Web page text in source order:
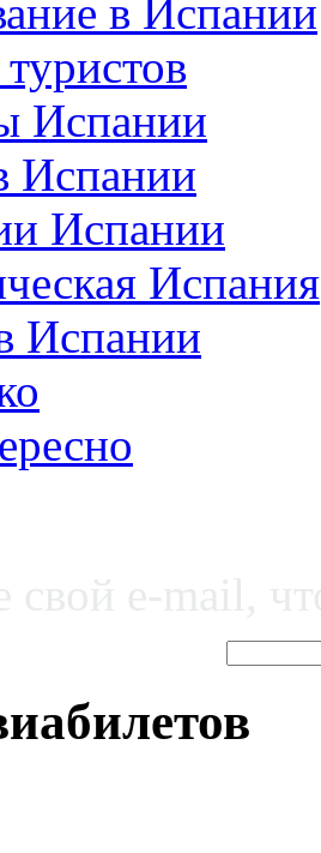
в Испании
Испании
Испании
Испании
Испания
Испании